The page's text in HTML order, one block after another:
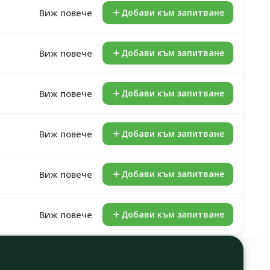
Виж повече Добави към запитване
Виж повече Добави към запитване
Виж повече Добави към запитване
Виж повече Добави към запитване
Виж повече Добави към запитване
Виж повече Добави към запитване